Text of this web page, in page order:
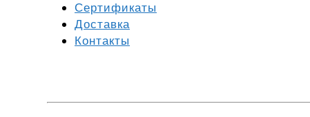
Сертификаты
Доставка
Контакты